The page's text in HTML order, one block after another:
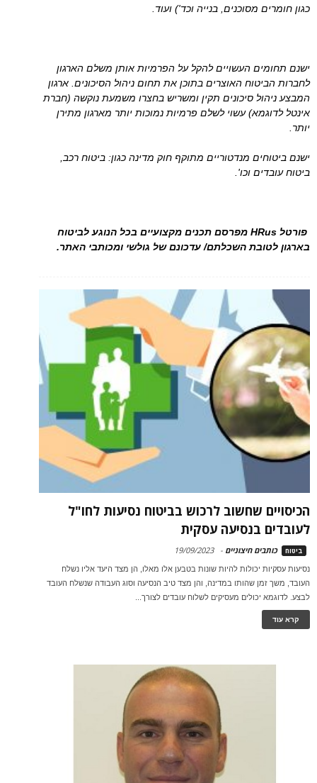
כגון חומרים מסוכנים, בנייה וכד') ועוד.
ישנם תחומים העשויים להקל על הפרמיות אותן משלם הארגון
לחברות הביטוח האוצרים בתוכן את תחום ניהול הסיכונים. ארגון
המבצע ניהול סיכונים תקין ומשריש בחצרו משמעת נוקשה (חברת
אינטל לדוגמא) עשוי לשלם פרמיות נמוכות יותר מארגון מתירן
יותר.
ישנם ביטוחים מנדטוריים מתוקף חוק מדינה כגון: ביטוח רכב,
ביטוח עובדים וכו'.
פורטל HRus מפרסם תכנים מקצועיים בכל הנוגע לביטוח
בארגון לטובת השכלתם/ עדכונם של גולשי ומכותבי האתר.
הכיסויים שחשוב לרכוש בביטוח נסיעות לחו"ל
לעובדים בנסיעה עסקית
ביטוח כותבים חיצוניים -
19/09/2023
נסיעות עסקיות יכולות להיות שונות בטבען אלו מאלו, הן מצד היעד אליו נשלח
העובד, משך זמן שהותו במדינה, והן מצד טיב הנסיעה וסוג העבודה שנשלח העובד
לבצע. לדוגמא יכולים מעסיקים לשלוח עובדים לצורך...
קרא עוד